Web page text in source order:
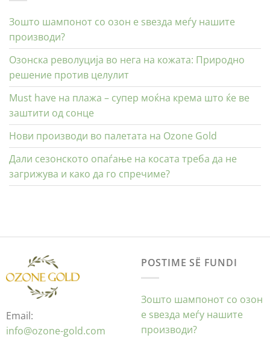
Зошто шампонот со озон е ѕвезда меѓу нашите
производи?
Озонска револуција во нега на кожата: Природно
решение против целулит
Must have на плажа – супер моќна крема што ќе ве
заштити од сонце
Нови производи во палетата на Ozone Gold
Дали сезонското опаѓање на косата треба да не
загрижува и како да го спречиме?
Email:
info@ozone-gold.com
POSTIME SË FUNDI
Зошто шампонот со озон
е ѕвезда меѓу нашите
производи?